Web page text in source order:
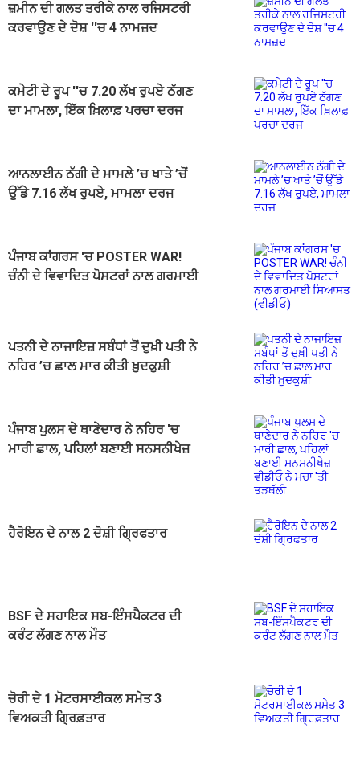
ਜ਼ਮੀਨ ਦੀ ਗਲਤ ਤਰੀਕੇ ਨਾਲ ਰਜਿਸਟਰੀ
ਕਰਵਾਉਣ ਦੇ ਦੋਸ਼ ''ਚ 4 ਨਾਮਜ਼ਦ
ਕਮੇਟੀ ਦੇ ਰੂਪ ''ਚ 7.20 ਲੱਖ ਰੁਪਏ ਠੱਗਣ
ਦਾ ਮਾਮਲਾ, ਇੱਕ ਖ਼ਿਲਾਫ਼ ਪਰਚਾ ਦਰਜ
ਆਨਲਾਈਨ ਠੱਗੀ ਦੇ ਮਾਮਲੇ ’ਚ ਖਾਤੇ ’ਚੋਂ
ਉੱਡੇ 7.16 ਲੱਖ ਰੁਪਏ, ਮਾਮਲਾ ਦਰਜ
ਪੰਜਾਬ ਕਾਂਗਰਸ 'ਚ POSTER WAR!
ਚੰਨੀ ਦੇ ਵਿਵਾਦਿਤ ਪੋਸਟਰਾਂ ਨਾਲ ਗਰਮਾਈ
ਪਤਨੀ ਦੇ ਨਾਜਾਇਜ਼ ਸਬੰਧਾਂ ਤੋਂ ਦੁਖ਼ੀ ਪਤੀ ਨੇ
ਨਹਿਰ ’ਚ ਛਾਲ ਮਾਰ ਕੀਤੀ ਖ਼ੁਦਕੁਸ਼ੀ
ਪੰਜਾਬ ਪੁਲਸ ਦੇ ਥਾਣੇਦਾਰ ਨੇ ਨਹਿਰ 'ਚ
ਮਾਰੀ ਛਾਲ, ਪਹਿਲਾਂ ਬਣਾਈ ਸਨਸਨੀਖੇਜ਼
ਹੈਰੋਇਨ ਦੇ ਨਾਲ 2 ਦੋਸ਼ੀ ਗ੍ਰਿਫਤਾਰ
BSF ਦੇ ਸਹਾਇਕ ਸਬ-ਇੰਸਪੈਕਟਰ ਦੀ
ਕਰੰਟ ਲੱਗਣ ਨਾਲ ਮੌਤ
ਚੋਰੀ ਦੇ 1 ਮੋਟਰਸਾਈਕਲ ਸਮੇਤ 3
ਵਿਅਕਤੀ ਗ੍ਰਿਫ਼ਤਾਰ